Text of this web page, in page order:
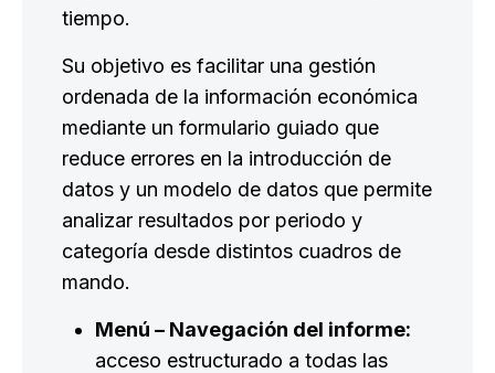
tiempo.
Su objetivo es facilitar una gestión
ordenada de la información económica
mediante un formulario guiado que
reduce errores en la introducción de
datos y un modelo de datos que permite
analizar resultados por periodo y
categoría desde distintos cuadros de
mando.
Menú – Navegación del informe:
acceso estructurado a todas las